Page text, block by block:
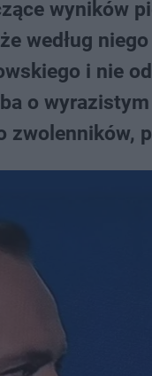
wyników
według
i nie
o
zwolenników,